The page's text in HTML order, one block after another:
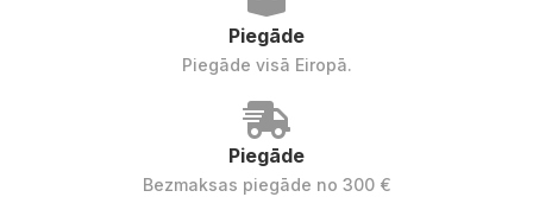
Piegāde
Piegāde visā Eiropā.
Piegāde
Bezmaksas piegāde no 300 €